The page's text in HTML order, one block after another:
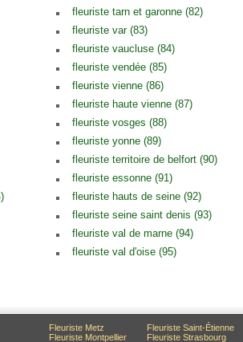
fleuriste tarn et garonne (82)
fleuriste var (83)
fleuriste vaucluse (84)
fleuriste vendée (85)
fleuriste vienne (86)
fleuriste haute vienne (87)
fleuriste vosges (88)
fleuriste yonne (89)
fleuriste territoire de belfort (90)
fleuriste essonne (91)
fleuriste hauts de seine (92)
fleuriste seine saint denis (93)
fleuriste val de marne (94)
fleuriste val d'oise (95)
Fleuriste Metz
Fleuriste Montpellier
Fleuriste Saint-Étienne
Fleuriste Strasbourg